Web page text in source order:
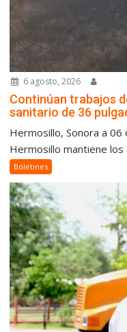
6 agosto, 2026
Continúan trabajos
sanitario de 36
Hermosillo, Sonora a
Hermosillo mantiene los
Boletines